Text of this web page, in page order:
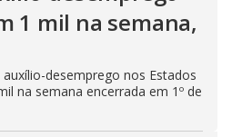
1 mil na semana,
desemprego nos Estados
na semana encerrada em 1º de